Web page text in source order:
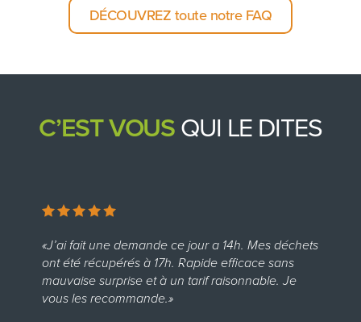
DÉCOUVREZ toute notre FAQ
C’EST VOUSQUI LE DITES
«J’ai fait une demande ce jour a 14h. Mes déchets
ont été récupérés à 17h. Rapide efficace sans
mauvaise surprise et à un tarif raisonnable. Je
vous les recommande.»